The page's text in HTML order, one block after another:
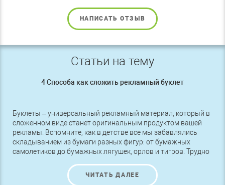
НАПИСАТЬ ОТЗЫВ
Статьи на тему
4 Способа как сложить рекламный буклет
Буклеты – универсальный рекламный материал, который в
сложенном виде станет оригинальным продуктом вашей
рекламы. Вспомните, как в детстве все мы забавлялись
складыванием из бумаги разных фигур: от бумажных
самолетиков до бумажных лягушек, орлов и тигров. Трудно
листов бумаги. А великое японское искусство – оригами.
Развиваясь в течение тысячелетий, оно превратилось в
ЧИТАТЬ ДАЛЕЕ